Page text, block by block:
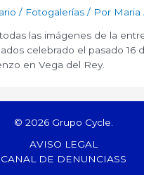
/ Fotogalerías / Por Maria
las imágenes de la
celebrado el pasado 16
en Vega del Rey.
© 2026 Grupo Cycle.
AVISO LEGAL
CANAL DE DENUNCIASS